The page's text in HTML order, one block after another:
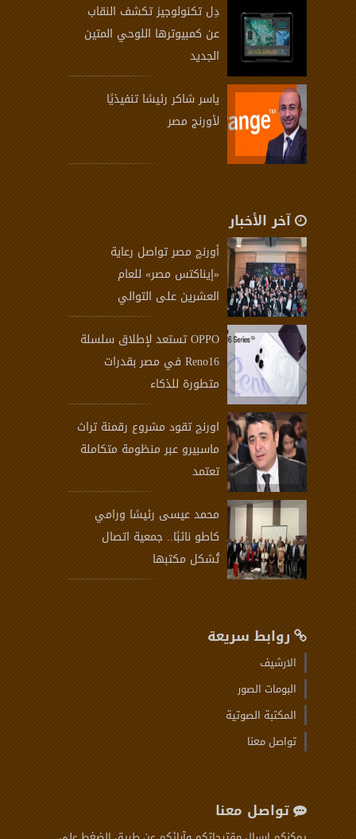
دِل تكنولوجيز تكشف النقاب
عن كمبيوترها اللوحي المتين
الجديد
ياسر شاكر رئيسًا تنفيذيًا
لأورنج مصر
آخر الأخبار
أورنچ مصر تواصل رعاية
«إيناكتس مصر» للعام
العشرين على التوالي
OPPO تستعد لإطلاق سلسلة
Reno16 في مصر بقدرات
متطورة للذكاء
اورنچ تقود مشروع رقمنة تراث
ماسبيرو عبر منظومة متكاملة
تعتمد
محمد عيسى رئيسًا ورامي
كاطو نائبًا.. جمعية اتصال
تُشكل مكتبها
روابط سريعة
الارشيف
البومات الصور
المكتبة الصوتية
تواصل معنا
تواصل معنا